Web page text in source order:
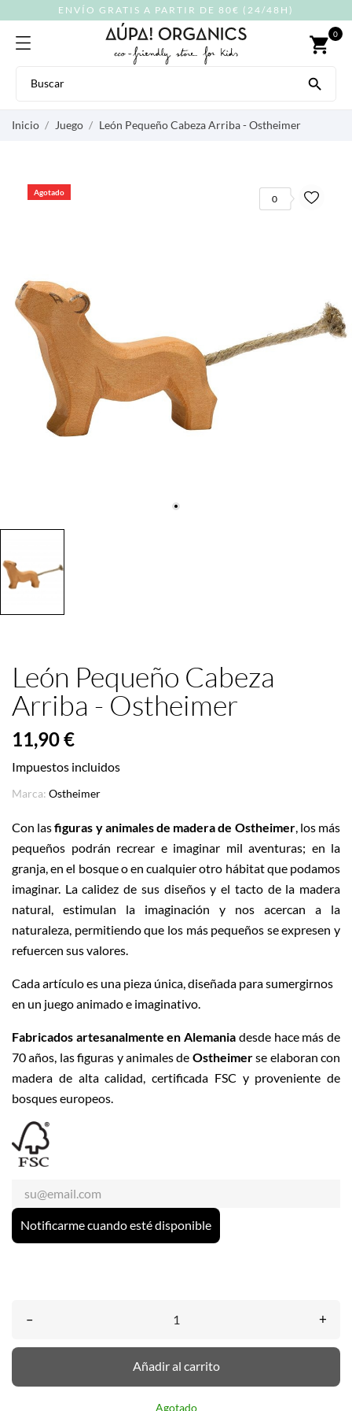
ENVÍO GRATIS A PARTIR DE 80€ (24/48H)
shopping_cart 0

Inicio Juego León Pequeño Cabeza Arriba - Ostheimer
Agotado
0
León Pequeño Cabeza
Arriba - Ostheimer
11,90 €
Impuestos incluidos
Marca: Ostheimer
Con lasfiguras y animales de madera de Ostheimer, los más
pequeños podrán recrear e imaginar mil aventuras; en la
granja, en el bosque o en cualquier otro hábitat que podamos
imaginar. La calidez de sus diseños y el tacto de la madera
natural, estimulan la imaginación y nos acercan a la
naturaleza, permitiendo que los más pequeños se expresen y
refuercen sus valores.
Cada artículo es una pieza única, diseñada para sumergirnos
en un juego animado e imaginativo.
Fabricados artesanalmente en Alemania desde hace más de
70 años, las figuras y animales de Ostheimerse elaboran con
madera de alta calidad, certificada FSC y proveniente de
bosques europeos.
Notificarme cuando esté disponible
– +
Añadir al carrito
Agotado